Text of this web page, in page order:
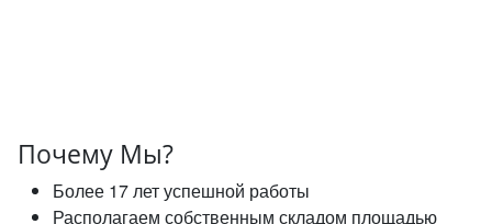
Почему Мы?
Более 17 лет успешной работы
Располагаем собственным складом площадью